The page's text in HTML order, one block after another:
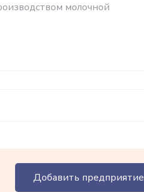
молочной
Добавить предприятие